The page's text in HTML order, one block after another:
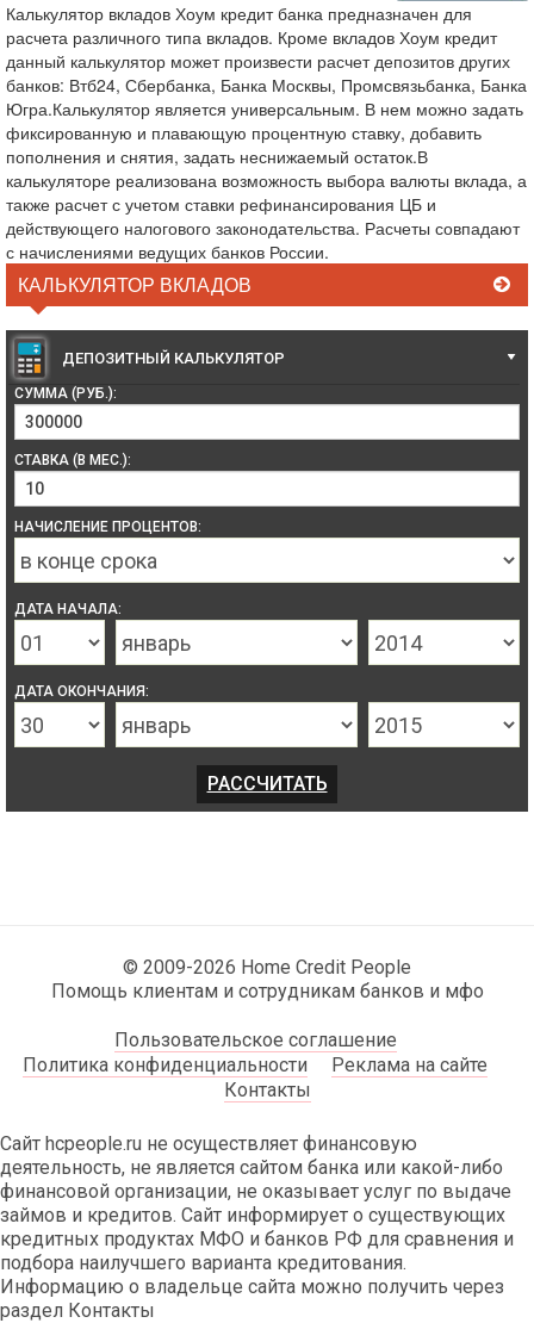
Калькулятор вкладов Хоум кредит банка предназначен для
расчета различного типа вкладов. Кроме вкладов Хоум кредит
данный калькулятор может произвести расчет депозитов других
банков: Втб24, Сбербанка, Банка Москвы, Промсвязьбанка, Банка
Югра.Калькулятор является универсальным. В нем можно задать
фиксированную и плавающую процентную ставку, добавить
пополнения и снятия, задать неснижаемый остаток.В
калькуляторе реализована возможность выбора валюты вклада, а
также расчет с учетом ставки рефинансирования ЦБ и
действующего налогового законодательства. Расчеты совпадают
с начислениями ведущих банков России.
КАЛЬКУЛЯТОР ВКЛАДОВ
ДЕПОЗИТНЫЙ КАЛЬКУЛЯТОР
СУММА (РУБ.):
СТАВКА (В МЕС.):
НАЧИСЛЕНИЕ ПРОЦЕНТОВ:
ДАТА НАЧАЛА:
ДАТА ОКОНЧАНИЯ:
© 2009-2026 Home Credit People
Помощь клиентам и сотрудникам банков и мфо
Пользовательское соглашение
Политика конфиденциальности
Реклама на сайте
Контакты
Сайт hcpeople.ru не осуществляет финансовую
деятельность, не является сайтом банка или какой-либо
финансовой организации, не оказывает услуг по выдаче
займов и кредитов. Сайт информирует о существующих
кредитных продуктах МФО и банков РФ для сравнения и
подбора наилучшего варианта кредитования.
Информацию о владельце сайта можно получить через
раздел Контакты